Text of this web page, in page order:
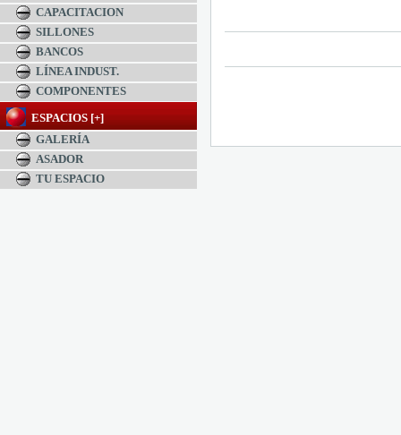
CAPACITACION
SILLONES
BANCOS
LÍNEA INDUST.
COMPONENTES
ESPACIOS [+]
GALERÍA
ASADOR
TU ESPACIO